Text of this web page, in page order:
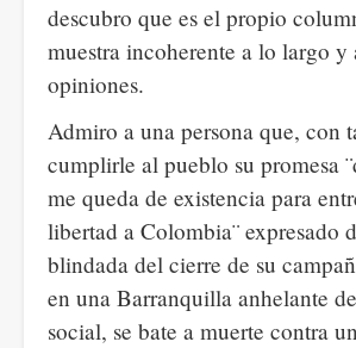
descubro que es el propio
muestra incoherente a lo largo y
opiniones.
Admiro a una persona que, con
cumplirle al pueblo su promesa
me queda de existencia para
libertad a Colombia¨ expresado
blindada del cierre de su
en una Barranquilla anhelante
social, se bate a muerte contra